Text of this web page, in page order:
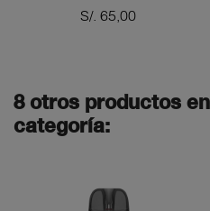
Precio
S/. 65,00
8 otros productos
categoría: